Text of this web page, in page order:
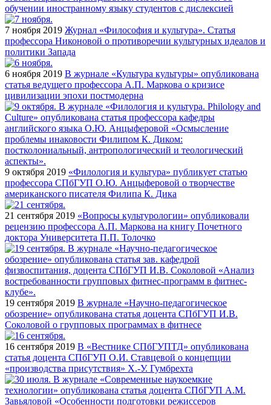
обучении иностранному языку студентов с дислексией
7 ноября 2019 Журнал «Философия и культура». Статья
профессора Никоновой о противоречии культурных идеалов и
политики Запада
6 ноября 2019 В журнале «Культура культуры» опубликована
статья ведущего профессора А.П. Маркова о кризисе
цивилизации эпохи постмодерна
9 октября 2019 «Филология и культура» публикует статью
профессора СПбГУП О.Ю. Анцыферовой о творчестве
американского писателя Филипа К. Дика
21 сентября 2019 «Вопросы культурологии» опубликовали
рецензию профессора А.П. Маркова на книгу Почетного
доктора Университета П.П. Толочко
19 сентября 2019 В журнале «Научно-педагогическое
обозрение» опубликована статья доцента СПбГУП И.В.
Соколовой о групповых программах в фитнесе
16 сентября 2019 В «Вестнике СПбГУПТД» опубликована
статья доцента СПбГУП О.И. Ставцевой о концепции
«производства присутствия» Х.-У. Гумбрехта